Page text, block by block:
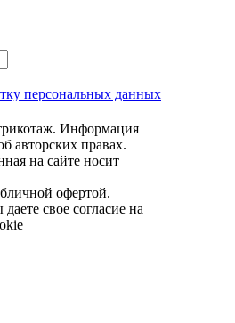
персональных данных
Информация
авторских правах.
на сайте носит
офертой.
свое согласие на